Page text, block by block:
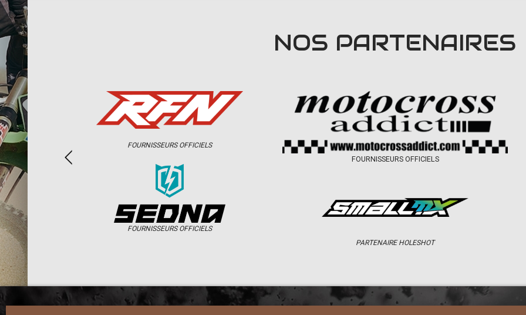
NOS PARTENAIRES
FOURNISSEURS OFFICIELS
FOURNISSEURS OFFICIELS
FOURNISSEURS OFFICIELS
PARTENAIRE HOLESHOT